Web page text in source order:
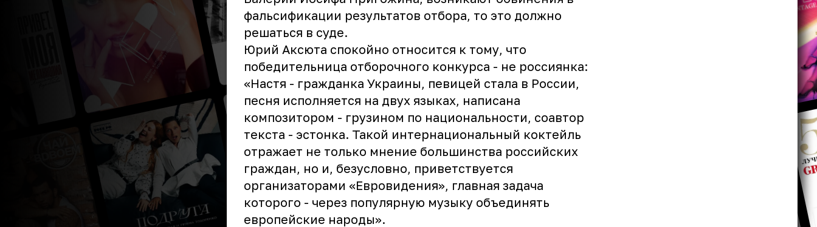
фальсификации результатов отбора, то это должно
решаться в суде.
Юрий Аксюта спокойно относится к тому, что
победительница отборочного конкурса - не россиянка:
«Настя - гражданка Украины, певицей стала в России,
песня исполняется на двух языках, написана
композитором - грузином по национальности, соавтор
текста - эстонка. Такой интернациональный коктейль
отражает не только мнение большинства российских
граждан, но и, безусловно, приветствуется
организаторами «Евровидения», главная задача
которого - через популярную музыку объединять
европейские народы».